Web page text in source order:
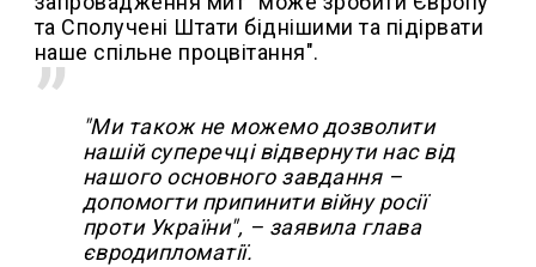
та Сполучені Штати біднішими та підірвати
наше спільне процвітання".
"Ми також не можемо дозволити
нашій суперечці відвернути нас від
нашого основного завдання –
допомогти припинити війну росії
проти України", – заявила глава
євродипломатії.